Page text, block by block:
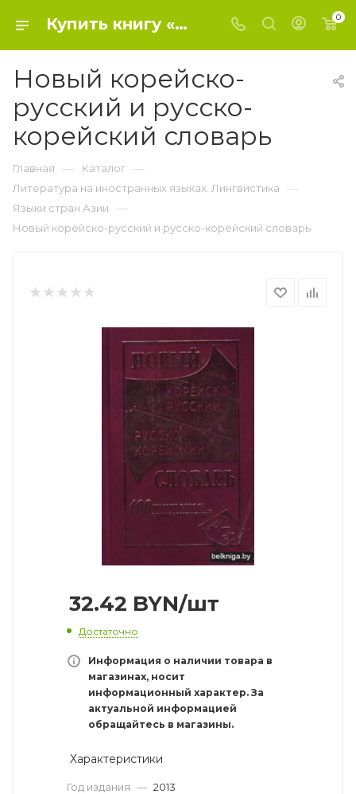
Купить книгу «Новый корейско-русский и русско-корейский словарь» 2013, сост. Светличная - Языки стран Азии 0
Новый корейско-
русский и русско-
корейский словарь
Главная — Каталог —
Литература на иностранных языках. Лингвистика —
Языки стран Азии —
Новый корейско-русский и русско-корейский словарь
32.42 BYN/шт
Достаточно
Информация о наличии товара в
магазинах, носит
информационный характер. За
актуальной информацией
обращайтесь в магазины.
Характеристики
Год издания — 2013